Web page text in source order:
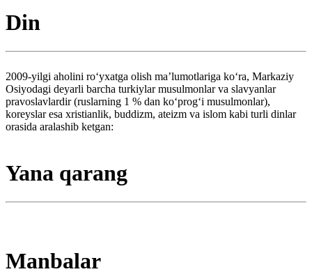
Din
2009-yilgi aholini roʻyxatga olish maʼlumotlariga koʻra, Markaziy
Osiyodagi deyarli barcha turkiylar musulmonlar va slavyanlar
pravoslavlardir (ruslarning 1 % dan koʻprogʻi musulmonlar),
koreyslar esa xristianlik, buddizm, ateizm va islom kabi turli dinlar
orasida aralashib ketgan:
Yana qarang
Manbalar